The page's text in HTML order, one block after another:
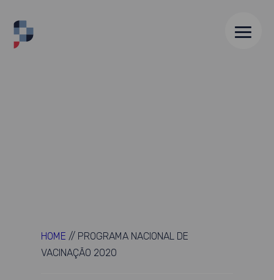
HOME // PROGRAMA NACIONAL DE
VACINAÇÃO 2020